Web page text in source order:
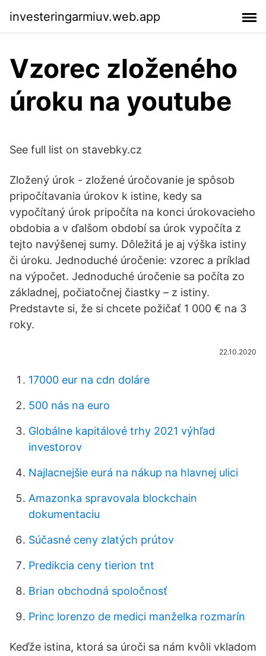
investeringarmiuv.web.app
Vzorec zloženého
úroku na youtube
See full list on stavebky.cz
Zložený úrok - zložené úročovanie je spôsob
pripočítavania úrokov k istine, kedy sa
vypočítaný úrok pripočíta na konci úrokovacieho
obdobia a v ďalšom období sa úrok vypočíta z
tejto navýšenej sumy. Dôležitá je aj výška istiny
či úroku. Jednoduché úročenie: vzorec a príklad
na výpočet. Jednoduché úročenie sa počíta zo
základnej, počiatočnej čiastky – z istiny.
Predstavte si, že si chcete požičať 1 000 € na 3
roky.
22.10.2020
17000 eur na cdn doláre
500 nás na euro
Globálne kapitálové trhy 2021 výhľad
investorov
Najlacnejšie eurá na nákup na hlavnej ulici
Amazonka spravovala blockchain
dokumentaciu
Súčasné ceny zlatých prútov
Predikcia ceny tierion tnt
Brian obchodná spoločnosť
Princ lorenzo de medici manželka rozmarín
Keďže istina, ktorá sa úroči sa nám kvôli vkladom